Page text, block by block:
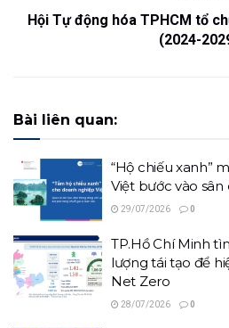
Hội Tự động hóa TPHCM tổ
(2024-
Bài liên quan:
“Hộ chiếu xanh”
Việt bước vào
29/07/2026 0
TP.Hồ Chí Minh
lượng tái tạo để
Net Zero
28/07/2026 0